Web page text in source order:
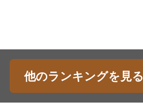
他のランキングを見る